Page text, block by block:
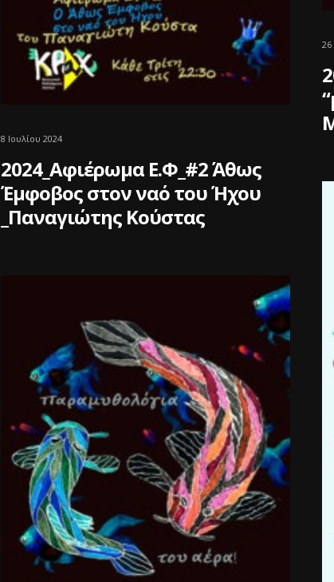
8 Ιουλίου 2024
2024_Αφιέρωμα Ε.Φ_#2 Άθως
Έμφοβος στον ναό του Ήχου
_Παναγιώτης Κούστας